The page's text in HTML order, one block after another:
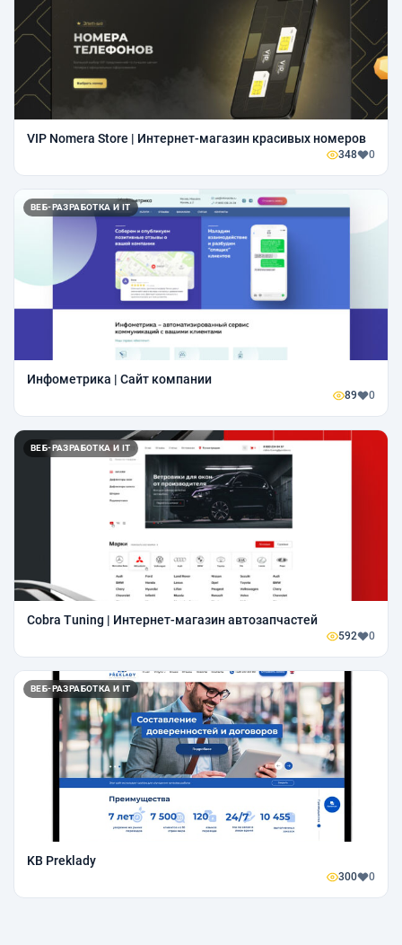
VIP Nomera Store | Интернет-магазин красивых номеров
348 0
ВЕБ-РАЗРАБОТКА И IT
Инфометрика | Сайт компании
89 0
ВЕБ-РАЗРАБОТКА И IT
Cobra Tuning | Интернет-магазин автозапчастей
592 0
ВЕБ-РАЗРАБОТКА И IT
KB Preklady
300 0